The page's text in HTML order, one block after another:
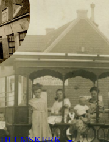
HEEMSKERK